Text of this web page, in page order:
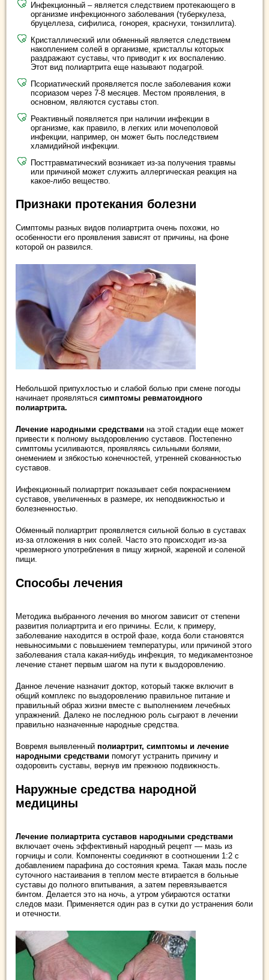
Инфекционный – является следствием протекающего в
организме инфекционного заболевания (туберкулеза,
бруцеллеза, сифилиса, гонорея, краснухи, тонзиллита).
Кристаллический или обменный является следствием
накоплением солей в организме, кристаллы которых
раздражают суставы, что приводит к их воспалению.
Этот вид полиартрита еще называют подагрой.
Псориатический проявляется после заболевания кожи
псориазом через 7-8 месяцев. Местом проявления, в
основном, являются суставы стоп.
Реактивный появляется при наличии инфекции в
организме, как правило, в легких или мочеполовой
инфекции, например, он может быть последствием
хламидийной инфекции.
Посттравматический возникает из-за получения травмы
или причиной может служить аллергическая реакция на
какое-либо вещество.
Признаки протекания болезни
Симптомы разных видов полиартрита очень похожи, но
особенности его проявления зависят от причины, на фоне
которой он развился.
Небольшой припухлостью и слабой болью при смене погоды
начинает проявляться симптомы ревматоидного
полиартрита.
Лечение народными средствами на этой стадии еще может
привести к полному выздоровлению суставов. Постепенно
симптомы усиливаются, проявляясь сильными болями,
онемением и зябкостью конечностей, утренней скованностью
суставов.
Инфекционный полиартрит показывает себя покраснением
суставов, увеличенных в размере, их неподвижностью и
болезненностью.
Обменный полиартрит проявляется сильной болью в суставах
из-за отложения в них солей. Часто это происходит из-за
чрезмерного употребления в пищу жирной, жареной и соленой
пищи.
Способы лечения
Методика выбранного лечения во многом зависит от степени
развития полиартрита и его причины. Если, к примеру,
заболевание находится в острой фазе, когда боли становятся
невыносимыми с повышением температуры, или причиной этого
заболевания стала какая-нибудь инфекция, то медикаментозное
лечение станет первым шагом на пути к выздоровлению.
Данное лечение назначит доктор, который также включит в
общий комплекс по выздоровлению правильное питание и
правильный образ жизни вместе с выполнением лечебных
упражнений. Далеко не последнюю роль сыграют в лечении
правильно назначенные народные средства.
Вовремя выявленный полиартрит, симптомы и лечение
народными средствами помогут устранить причину и
оздоровить суставы, вернув им прежнюю подвижность.
Наружные средства народной
медицины
Лечение полиартрита суставов народными средствами
включает очень эффективный народный рецепт — мазь из
горчицы и соли. Компоненты соединяют в соотношении 1:2 с
добавлением парафина до состояния крема. Такая мазь после
суточного настаивания в теплом месте втирается в больные
суставы до полного впитывания, а затем перевязывается
бинтом. Делается это на ночь, а утром убираются остатки
следов мази. Применяется один раз в сутки до устранения боли
и отечности.